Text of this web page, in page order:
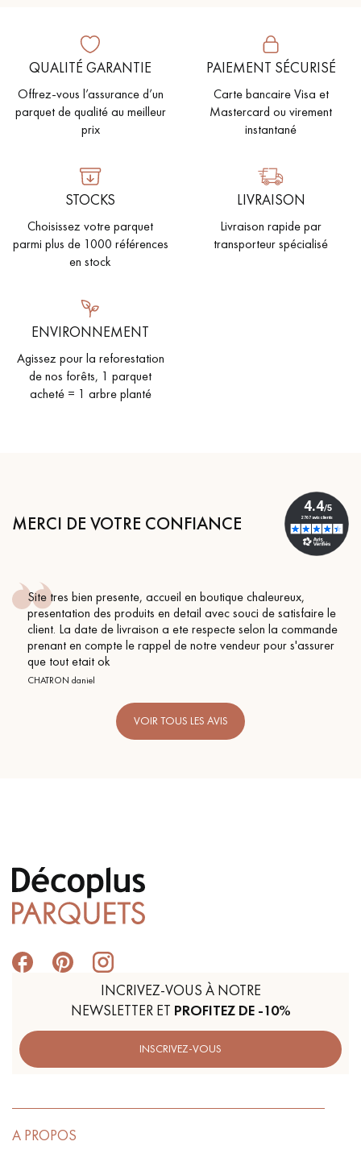
QUALITÉ GARANTIE
Offrez-vous l’assurance d’un
parquet de qualité au meilleur
prix
PAIEMENT SÉCURISÉ
Carte bancaire Visa et
Mastercard ou virement
instantané
STOCKS
Choisissez votre parquet
parmi plus de 1000 références
en stock
LIVRAISON
Livraison rapide par
transporteur spécialisé
ENVIRONNEMENT
Agissez pour la reforestation
de nos forêts, 1 parquet
acheté = 1 arbre planté
MERCI DE VOTRE CONFIANCE
tres bien presente, accueil en boutique chaleureux,
des produits en detail avec souci de satisfaire le
La date de livraison a ete respecte selon la commande
en compte le rappel de notre vendeur pour s'assurer
tout etait ok
daniel
VOIR TOUS LES AVIS
INCRIVEZ-VOUS À NOTRE
NEWSLETTER ET PROFITEZ DE -10%
INSCRIVEZ-VOUS
A PROPOS